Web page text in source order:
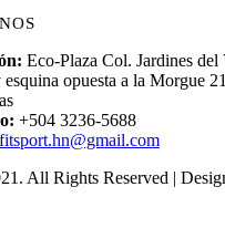
Eco-Plaza Col. Jardines
opuesta a la Morgue
+504 3236-5688
fitsport.hn@gmail.com
All Rights Reserved |